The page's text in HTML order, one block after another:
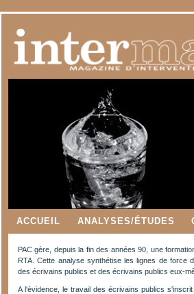
ACCUEIL ANALYSES/ÉTUDES
PAC gère, depuis la fin des années 90, une
RTA. Cette analyse synthétise les lignes de force
des écrivains publics et des écrivains publics eux-
A l'évidence, le travail des écrivains publics